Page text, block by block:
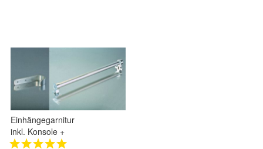
Einhängegarnitur
inkl. Konsole +
Aluhaken für Holz-